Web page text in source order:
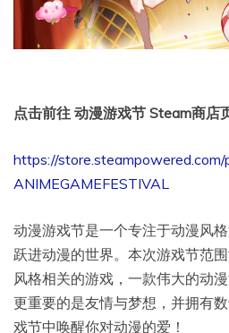
点击前往 动漫游戏节 Steam商店
https://
ANIMEGAMEFESTIVAL
动漫游戏节是一个专注于动漫风
跃进动漫的世界。本次游戏节范
风格相关的游戏，一款伟大的动
更重要的是友情与梦想，并拥有
戏节中唤醒你对动漫的爱！